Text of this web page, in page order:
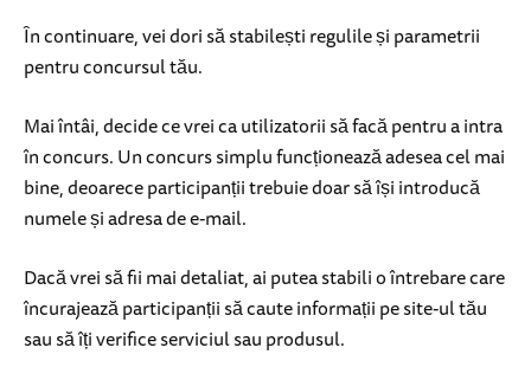
În continuare, vei dori să stabilești regulile și parametrii
pentru concursul tău.
Mai întâi, decide ce vrei ca utilizatorii să facă pentru a intra
în concurs. Un concurs simplu funcționează adesea cel mai
bine, deoarece participanții trebuie doar să își introducă
numele și adresa de e-mail.
Dacă vrei să fii mai detaliat, ai putea stabili o întrebare care
încurajează participanții să caute informații pe site-ul tău
sau să îți verifice serviciul sau produsul.